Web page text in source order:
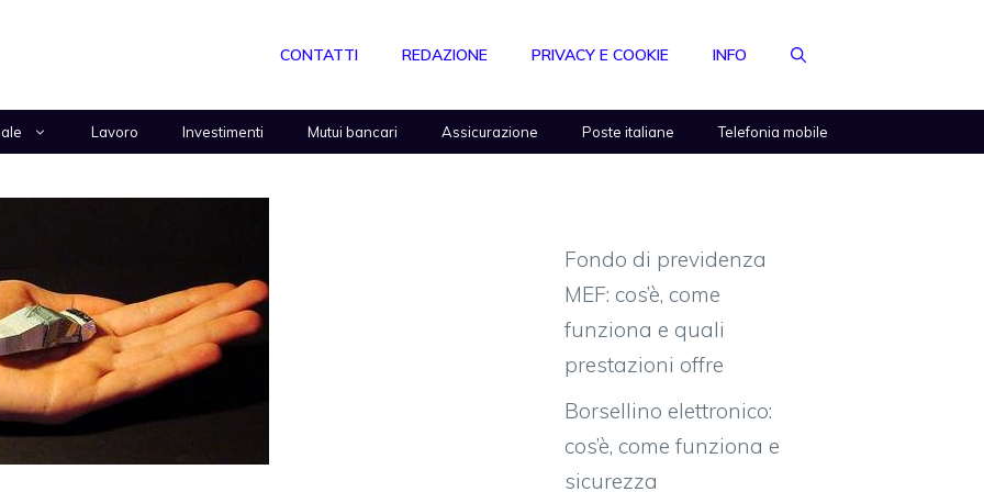
CONTATTI REDAZIONE PRIVACY E COOKIE INFO
Lavoro Investimenti Mutui bancari Assicurazione Poste italiane Telefonia mobile
Fondo di previdenza
MEF: cos’è, come
funziona e quali
prestazioni offre
Borsellino elettronico:
cos’è, come funziona e
sicurezza